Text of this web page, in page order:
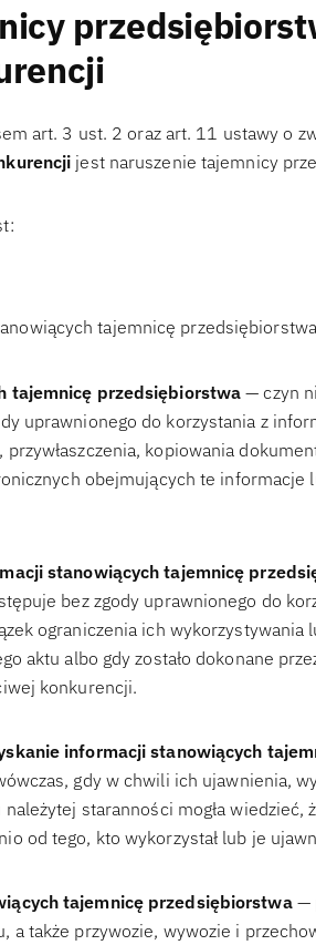
art. 3 ust. 2 oraz art. 11 ustawy o
jest naruszenie tajemnicy
tajemnicę
tajemnicę przedsiębiorstwa — czyn
uprawnionego do korzystania z
kopiowania
obejmujących te informacje
stanowiących tajemnicę
bez zgody uprawnionego do
ograniczenia ich wykorzystywania
aktu albo gdy zostało dokonane
konkurencji.
informacji stanowiących
gdy w chwili ich ujawnienia,
staranności mogła wiedzieć,
od tego, kto wykorzystał lub je
tajemnicę przedsiębiorstwa—
a także przywozie, wywozie i